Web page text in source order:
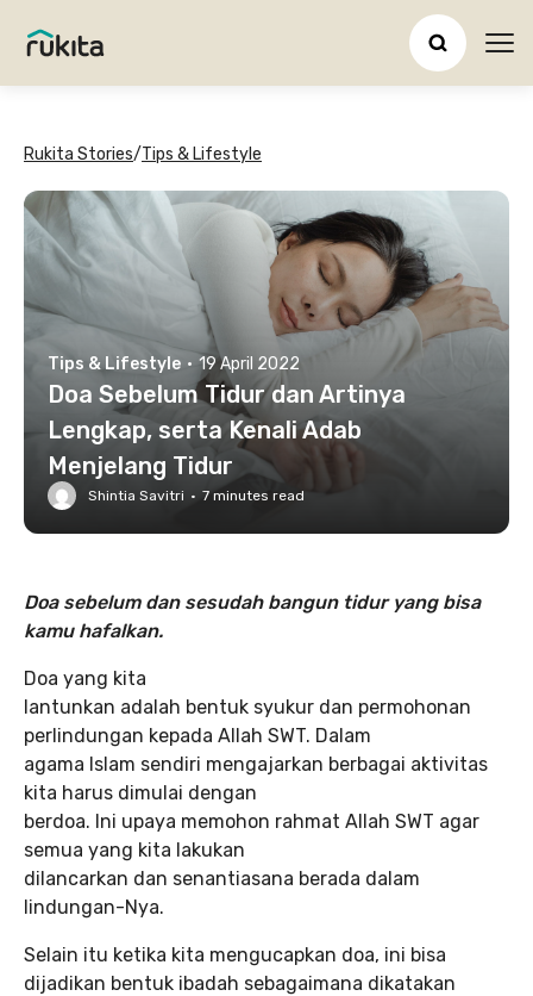
Rukita Stories/Tips & Lifestyle
Tips & Lifestyle · 19 April 2022
Doa Sebelum Tidur dan Artinya
Lengkap, serta Kenali Adab
Menjelang Tidur
Shintia Savitri · 7 minutes read
Doa sebelum dan sesudah bangun tidur yang bisa
kamu hafalkan.
Doa yang kita
lantunkan adalah bentuk syukur dan permohonan
perlindungan kepada Allah SWT. Dalam
agama Islam sendiri mengajarkan berbagai aktivitas
kita harus dimulai dengan
berdoa. Ini upaya memohon rahmat Allah SWT agar
semua yang kita lakukan
dilancarkan dan senantiasana berada dalam
lindungan-Nya.
Selain itu ketika kita mengucapkan doa, ini bisa
dijadikan bentuk ibadah sebagaimana dikatakan